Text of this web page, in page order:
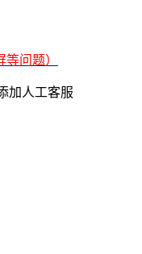
问题）
加人工客服